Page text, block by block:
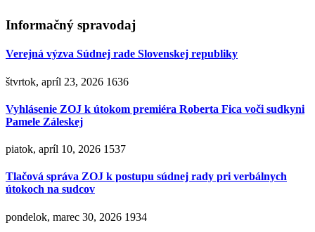
Informačný spravodaj
Verejná výzva Súdnej rade Slovenskej republiky
štvrtok, apríl 23, 2026 1636
Vyhlásenie ZOJ k útokom premiéra Roberta Fica voči sudkyni
Pamele Záleskej
piatok, apríl 10, 2026 1537
Tlačová správa ZOJ k postupu súdnej rady pri verbálnych
útokoch na sudcov
pondelok, marec 30, 2026 1934